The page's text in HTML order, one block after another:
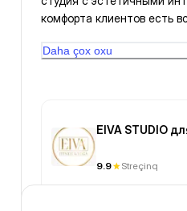
комфорта клиентов есть
Daha çox oxu
EIVA STUDIO
9.9 Streçinq